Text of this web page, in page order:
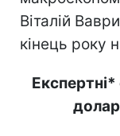
Віталій
кінець року
Експертні*